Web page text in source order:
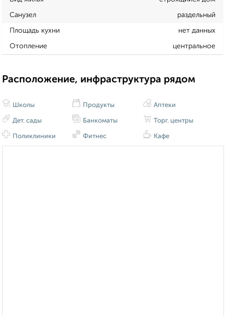
Санузел раздельный
Площадь кухни нет данных
Отопление центральное
Расположение, инфраструктура рядом
Школы
Дет. сады
Поликлиники
Продукты
Банкоматы
Фитнес
Аптеки
Торг. центры
Кафе